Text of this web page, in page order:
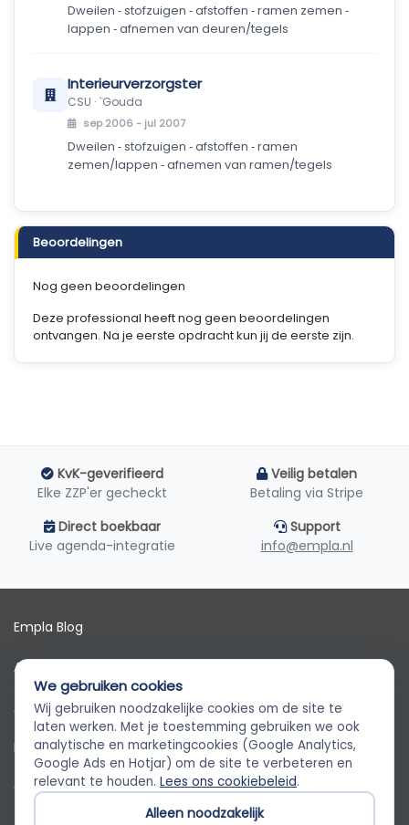
Dweilen ‑ stofzuigen ‑ afstoffen ‑ ramen zemen ‑
lappen ‑ afnemen van deuren/tegels
Interieurverzorgster
CSU · `Gouda
sep 2006 - jul 2007
Dweilen ‑ stofzuigen ‑ afstoffen ‑ ramen
zemen/lappen ‑ afnemen van ramen/tegels
Beoordelingen
Nog geen beoordelingen
Deze professional heeft nog geen beoordelingen
ontvangen. Na je eerste opdracht kun jij de eerste zijn.
KvK-geverifieerd
Elke ZZP'er gecheckt
Veilig betalen
Betaling via Stripe
Direct boekbaar
Live agenda-integratie
Support
info@empla.nl
Empla Blog
Algemene voorwaarden
AVG
Privacybeleid
Cookiebeleid
Empla Assistent
Altijd beschikbaar, stel een vraag
We gebruiken cookies
Wij gebruiken noodzakelijke cookies om de site te
laten werken. Met je toestemming gebruiken we ook
analytische en marketingcookies (Google Analytics,
Google Ads en Hotjar) om de site te verbeteren en
relevant te houden. Lees ons cookiebeleid.
Alleen noodzakelijk